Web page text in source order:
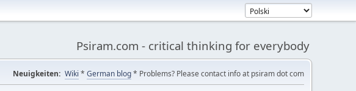
Psiram.com - critical thinking for everybody
Neuigkeiten: Wiki * German blog* Problems? Please contact info at psiram dot com